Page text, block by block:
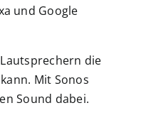
und Google
die
Mit Sonos
Sound dabei.